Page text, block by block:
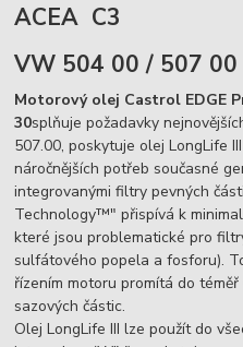
ACEA C3
VW 504 00 / 507 00
Motorový olej Castrol EDGE
30splňuje požadavky
507.00, poskytuje olej LongLife
náročnějších potřeb současné
integrovanými filtry pevných
Technology™" přispívá k
které jsou problematické pro
sulfátového popela a fosforu).
řízením motoru promítá do
sazových částic.
Olej LongLife III lze použít do